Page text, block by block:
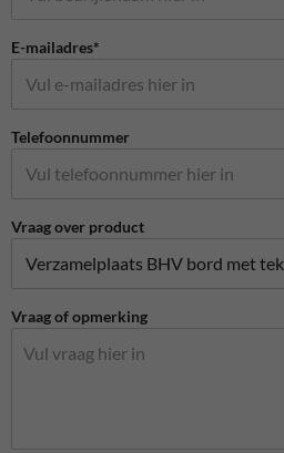
E-mailadres*
Telefoonnummer
Vraag over product
Vraag of opmerking